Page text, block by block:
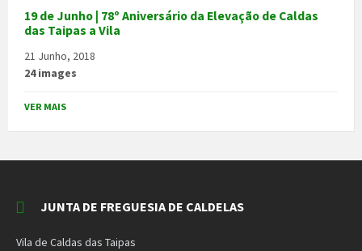
19 de Junho | 78º Aniversário da Elevação de Caldas
das Taipas a Vila
21 Junho, 2018
24 images
VER MAIS
JUNTA DE FREGUESIA DE CALDELAS
Vila de Caldas das Taipas